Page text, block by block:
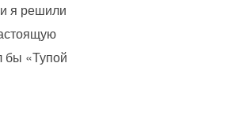
я решили
бы «Тупой